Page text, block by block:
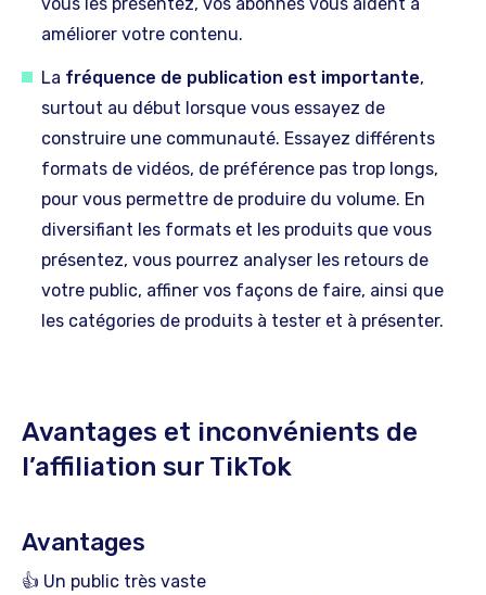
vous les présentez, vos abonnés vous aident à
améliorer votre contenu.
La fréquence de publication est importante,
surtout au début lorsque vous essayez de
construire une communauté. Essayez différents
formats de vidéos, de préférence pas trop longs,
pour vous permettre de produire du volume. En
diversifiant les formats et les produits que vous
présentez, vous pourrez analyser les retours de
votre public, affiner vos façons de faire, ainsi que
les catégories de produits à tester et à présenter.
Avantages et inconvénients de
l’affiliation sur TikTok
Avantages
👍 Un public très vaste